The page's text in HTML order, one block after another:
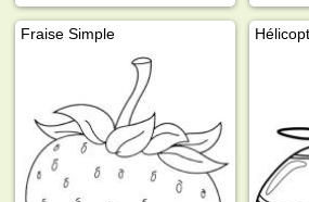
Fraise Simple